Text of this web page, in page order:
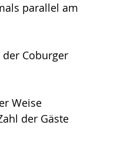
parallel am
Coburger
Weise
der Gäste